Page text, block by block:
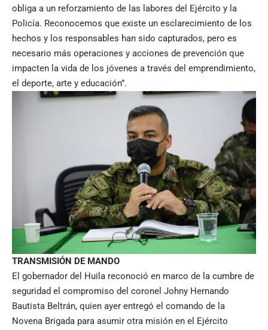
obliga a un reforzamiento de las labores del Ejército y la
Policía. Reconocemos que existe un esclarecimiento de los
hechos y los responsables han sido capturados, pero es
necesario más operaciones y acciones de prevención que
impacten la vida de los jóvenes a través del emprendimiento,
el deporte, arte y educación”.
TRANSMISIÓN DE MANDO
El gobernador del Huila reconoció en marco de la cumbre de
seguridad el compromiso del coronel Johny Hernando
Bautista Beltrán, quien ayer entregó el comando de la
Novena Brigada para asumir otra misión en el Ejército